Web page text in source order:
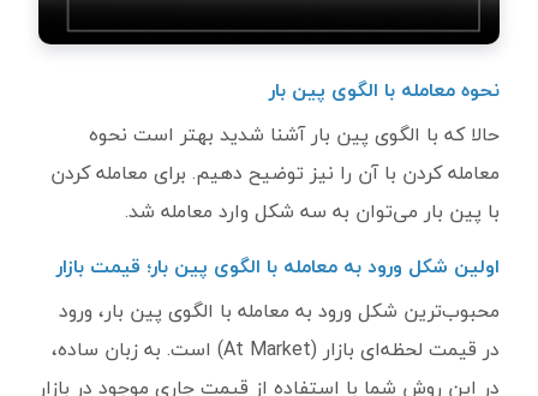
نحوه معامله با الگوی پین بار
حالا که با الگوی پین بار آشنا شدید بهتر است نحوه
معامله کردن با آن را نیز توضیح دهیم. برای معامله کردن
با پین بار می‌توان به سه شکل وارد معامله شد.
اولین شکل ورود به معامله با الگوی پین بار؛ قیمت بازار
محبوب‌ترین شکل ورود به معامله با الگوی پین بار، ورود
در قیمت لحظه‌ای بازار (At Market) است. به زبان ساده،
در این روش شما با استفاده از قیمت جاری موجود در بازار